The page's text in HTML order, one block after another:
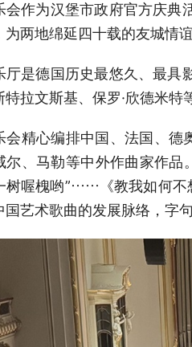
会作为汉堡市政府官方庆典
为两地绵延四十载的友城情
厅是德国历史最悠久、最具
拉文斯基、保罗·欣德米特
会精心编排中国、法国、德
尔、马勒等中外作曲家作品
树喔槐哟”……《教我如何
国艺术歌曲的发展脉络，字